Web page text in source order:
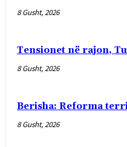
8 Gusht, 2026
Tensionet në rajon,
8 Gusht, 2026
Berisha: Reforma
8 Gusht, 2026